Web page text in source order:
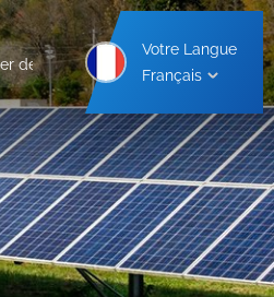
Votre Langue
Français